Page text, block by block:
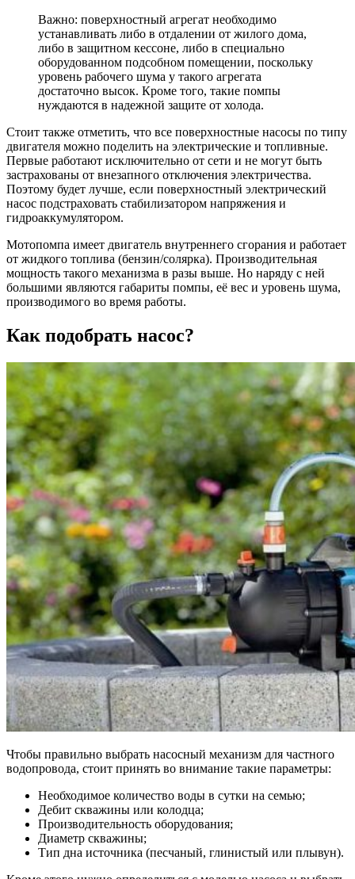
Важно: поверхностный агрегат необходимо
устанавливать либо в отдалении от жилого дома,
либо в защитном кессоне, либо в специально
оборудованном подсобном помещении, поскольку
уровень рабочего шума у такого агрегата
достаточно высок. Кроме того, такие помпы
нуждаются в надежной защите от холода.
Стоит также отметить, что все поверхностные насосы по типу
двигателя можно поделить на электрические и топливные.
Первые работают исключительно от сети и не могут быть
застрахованы от внезапного отключения электричества.
Поэтому будет лучше, если поверхностный электрический
насос подстраховать стабилизатором напряжения и
гидроаккумулятором.
Мотопомпа имеет двигатель внутреннего сгорания и работает
от жидкого топлива (бензин/солярка). Производительная
мощность такого механизма в разы выше. Но наряду с ней
большими являются габариты помпы, её вес и уровень шума,
производимого во время работы.
Как подобрать насос?
Чтобы правильно выбрать насосный механизм для частного
водопровода, стоит принять во внимание такие параметры:
Необходимое количество воды в сутки на семью;
Дебит скважины или колодца;
Производительность оборудования;
Диаметр скважины;
Тип дна источника (песчаный, глинистый или плывун).